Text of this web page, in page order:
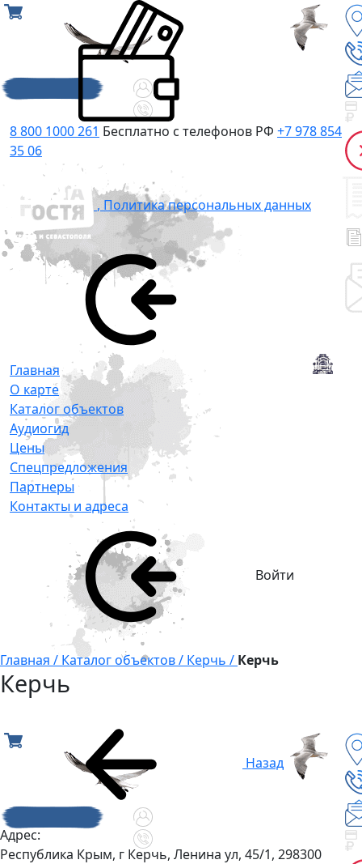
8 800 1000 261 Бесплатно с телефонов РФ +7 978 854
35 06
, Политика персональных данных
Главная
О карте
Каталог объектов
Аудиогид
Цены
Спецпредложения
Партнеры
Контакты и адреса
Войти
Главная / Каталог объектов / Керчь / Керчь
Керчь
Назад
Адрес:
Республика Крым, г Керчь, Ленина ул, 45/1, 298300